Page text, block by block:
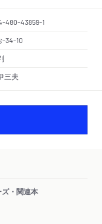
480-43859-1
-34-10
三夫
ズ・関連本